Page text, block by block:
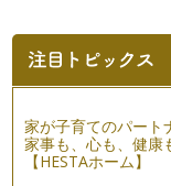
の抹茶プリンです…
かんたんモンブラン
こんにちは！お菓
ーツの代表格 モン
家が子育てのパート
家事も、心も、健康
【HESTAホーム】